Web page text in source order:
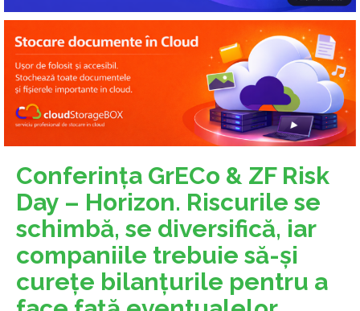
Conferinţa GrECo & ZF Risk
Day – Horizon. Riscurile se
schimbă, se diversifică, iar
companiile trebuie să-şi
cureţe bilanţurile pentru a